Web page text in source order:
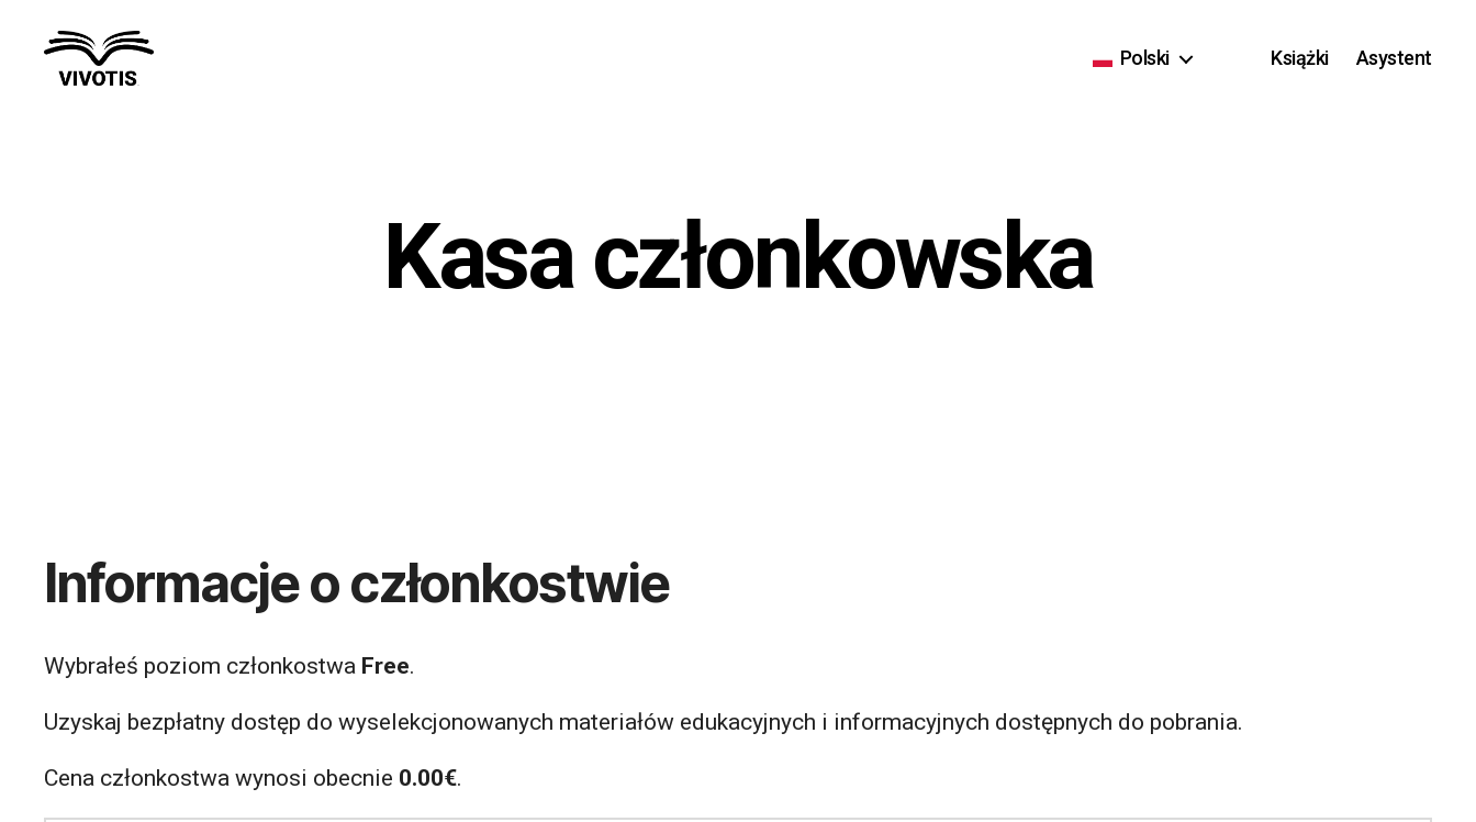
Polski Książki Asystent
Kasa członkowska
Informacje o członkostwie
Wybrałeś poziom członkostwa Free.
Uzyskaj bezpłatny dostęp do wyselekcjonowanych materiałów edukacyjnych i informacyjnych dostępnych do pobrania.
Cena członkostwa wynosi obecnie 0.00€.